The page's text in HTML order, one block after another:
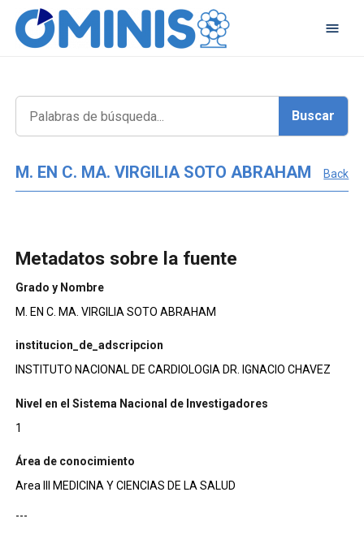
M. EN C. MA. VIRGILIA SOTO ABRAHAM Back
Metadatos sobre la fuente
Grado y Nombre
M. EN C. MA. VIRGILIA SOTO ABRAHAM
institucion_de_adscripcion
INSTITUTO NACIONAL DE CARDIOLOGIA DR. IGNACIO CHAVEZ
Nivel en el Sistema Nacional de Investigadores
1
Área de conocimiento
Area III MEDICINA Y CIENCIAS DE LA SALUD
---